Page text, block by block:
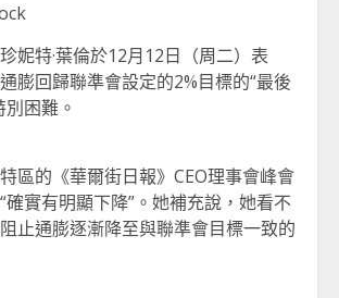
妮特·葉倫於12月12日（周二）表
膨回歸聯準會設定的2%目標的“最後
困難。
區的《華爾街日報》CEO理事會峰會
確實有明顯下降”。她補充說，她看不
止通膨逐漸降至與聯準會目標一致的